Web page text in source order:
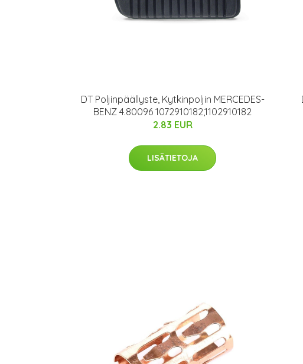
DT Poljinpäällyste, Kytkinpoljin MERCEDES-
BENZ 4.80096 1072910182,1102910182
2.83 EUR
LISÄTIETOJA